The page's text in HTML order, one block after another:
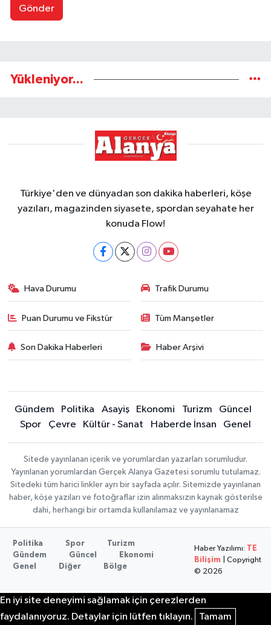
Gönder
Yükleniyor...
Türkiye'den ve dünyadan son dakika haberleri, köşe
yazıları, magazinden siyasete, spordan seyahate her
konuda Flow!
Hava Durumu Trafik Durumu
Puan Durumu ve Fikstür Tüm Manşetler
Son Dakika Haberleri Haber Arşivi
Gündem Politika Asayiş Ekonomi Turizm
Güncel
Spor
Çevre Kültür - Sanat Haberde İnsan Genel
Sitede yayınlanan içerik ve yorumlardan yazarları sorumludur.
Yayınlanan yorumlardan Gerçek Alanya Gazetesi sorumlu tutulamaz.
Sitedeki tüm harici linkler ayrı bir sayfada açılır. Sitemizde yayınlanan
haber, köşe yazıları ve fotoğraflar izin alınmaksızın kaynak gösterilse
dahi, herhangi bir ortamda kullanılamaz ve yayınlanamaz
Politika Spor
Turizm
Gündem
Güncel
Ekonomi
Genel
Diğer Bölge
Haber Yazılımı:
TE
Bilişim | Copyright
© 2026
En iyi site deneyimi sağlamak için çerezlerden
faydalanıyoruz. Detaylar için lütfen tıklayın.
Tamam